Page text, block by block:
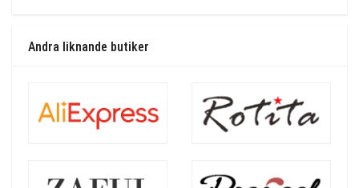
Andra liknande butiker